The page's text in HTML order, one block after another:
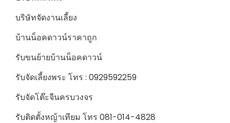
บริษัทจัดงานเลี้ยง
บ้านน็อคดาวน์ราคาถูก
รับขนย้ายบ้านน็อคดาวน์
รับจัดเลี้ยงพระ โทร : 0929592259
รับจัดโต๊ะจีนครบวงจร
รับติดตั้งหญ้าเทียม โทร 081-014-4828